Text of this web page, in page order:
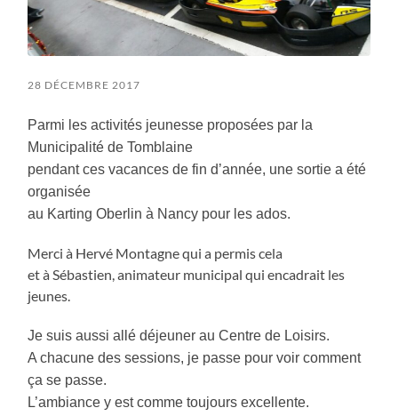
28 DÉCEMBRE 2017
Parmi les activités jeunesse proposées par la
Municipalité de Tomblaine
pendant ces vacances de fin d’année, une sortie a été
organisée
au Karting Oberlin à Nancy pour les ados.
Merci à Hervé Montagne qui a permis cela
et à Sébastien, animateur municipal qui encadrait les
jeunes.
Je suis aussi allé déjeuner au Centre de Loisirs.
A chacune des sessions, je passe pour voir comment
ça se passe.
L’ambiance y est comme toujours excellente.